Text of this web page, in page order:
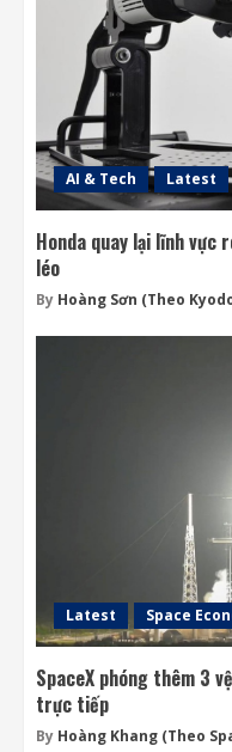
4
thiếu
5
AI & Tech Latest
Honda quay lại lĩnh
léo
By Hoàng Sơn (Theo
Latest Space
SpaceX phóng thêm 3
trực tiếp
By Hoàng Khang (Theo